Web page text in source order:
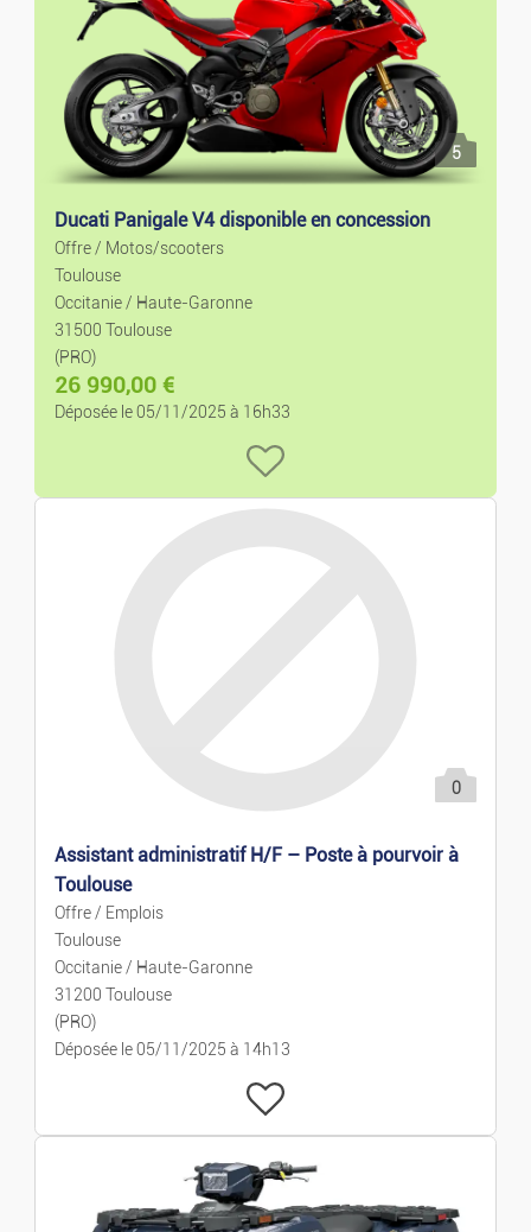
Locations De Vacances
Locations Mais./appart.
Ventes Mais./appart.
Terrains
Colocations
Garages
Bureaux Et Commerces
Emplois
Services
Cours Particuliers
Prêt-à-porter Et Acces.
Montres Et Bijoux
Puériculture
Images Et Sons
Prix décroissant
5
Ducati Panigale V4 disponible en concession
Offre / Motos/scooters
Toulouse
Occitanie / Haute-Garonne
31500 Toulouse
(PRO)
26 990,00 €
Déposée le 05/11/2025 à 16h33
0
Assistant administratif H/F – Poste à pourvoir à
Toulouse
Offre / Emplois
Toulouse
Occitanie / Haute-Garonne
31200 Toulouse
(PRO)
Déposée le 05/11/2025 à 14h13